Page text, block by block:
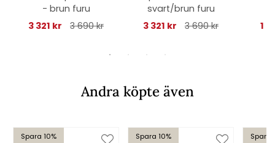
- brun furu
3 321 kr
3 690 kr
svart/brun furu
3 321 kr
3 690 kr
1
Andra köpte även
Spara 10% Spara 10% Spara